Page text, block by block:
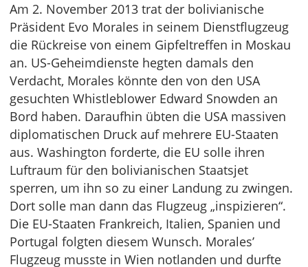
Am 2. November 2013 trat der bolivianische
Präsident Evo Morales in seinem Dienstflugzeug
die Rückreise von einem Gipfeltreffen in Moskau
an. US-Geheimdienste hegten damals den
Verdacht, Morales könnte den von den USA
gesuchten Whistleblower Edward Snowden an
Bord haben. Daraufhin übten die USA massiven
diplomatischen Druck auf mehrere EU-Staaten
aus. Washington forderte, die EU solle ihren
Luftraum für den bolivianischen Staatsjet
sperren, um ihn so zu einer Landung zu zwingen.
Dort solle man dann das Flugzeug „inspizieren“.
Die EU-Staaten Frankreich, Italien, Spanien und
Portugal folgten diesem Wunsch. Morales’
Flugzeug musste in Wien notlanden und durfte